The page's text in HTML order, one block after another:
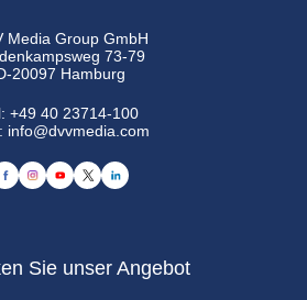
Media Group GmbH
73-79
20097 Hamburg
+49 40 23714-100
info@dvvmedia.com
Sie unser Angebot